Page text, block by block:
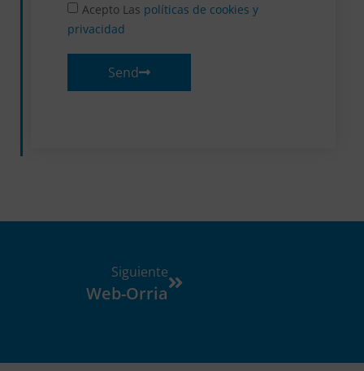
Acepto Las políticas de cookies y
privacidad
Send
Siguiente
Web-Orria